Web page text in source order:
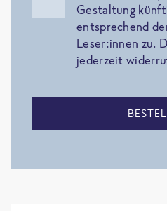
Gestaltung
entsprechend
Leser:innen zu.
jederzeit